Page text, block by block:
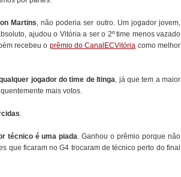
Martins, não poderia ser outro. Um jogador jovem,
ajudou o Vitória a ser o 2º time menos vazado
recebeu o prêmio do CanalECVitória como melhor
jogador do time de Itinga, já que tem a maior
mais votos.
.
técnico é uma piada. Ganhou o prêmio porque não
que ficaram no G4 trocaram de técnico perto do final